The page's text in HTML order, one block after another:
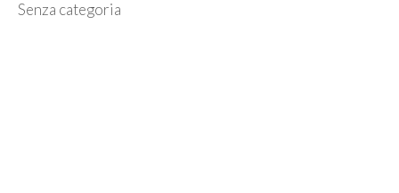
Categorie
Senza categoria